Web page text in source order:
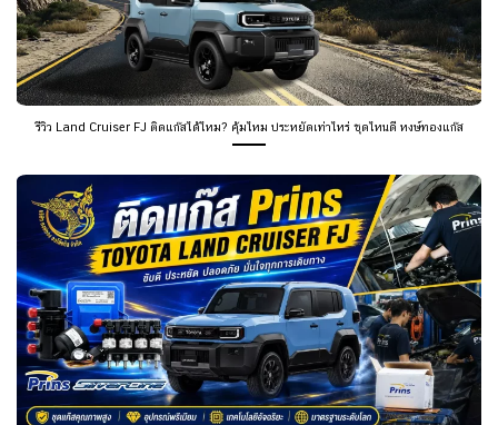
รีวิว Land Cruiser FJ ติดแก๊สได้ไหม? คุ้มไหม ประหยัดเท่าไหร่ ชุดไหนดี หงษ์ทองแก๊ส